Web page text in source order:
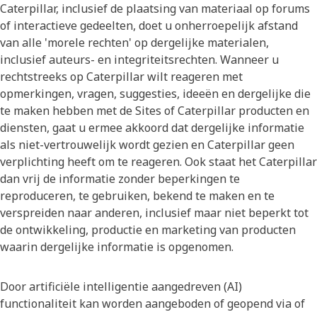
Caterpillar, inclusief de plaatsing van materiaal op forums
of interactieve gedeelten, doet u onherroepelijk afstand
van alle 'morele rechten' op dergelijke materialen,
inclusief auteurs- en integriteitsrechten. Wanneer u
rechtstreeks op Caterpillar wilt reageren met
opmerkingen, vragen, suggesties, ideeën en dergelijke die
te maken hebben met de Sites of Caterpillar producten en
diensten, gaat u ermee akkoord dat dergelijke informatie
als niet-vertrouwelijk wordt gezien en Caterpillar geen
verplichting heeft om te reageren. Ook staat het Caterpillar
dan vrij de informatie zonder beperkingen te
reproduceren, te gebruiken, bekend te maken en te
verspreiden naar anderen, inclusief maar niet beperkt tot
de ontwikkeling, productie en marketing van producten
waarin dergelijke informatie is opgenomen.
Door artificiële intelligentie aangedreven (AI)
functionaliteit kan worden aangeboden of geopend via of